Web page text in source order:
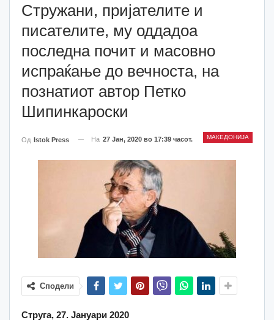
Стружани, пријателите и
писателите, му оддадоа
последна почит и масовно
испраќање до вечноста, на
познатиот автор Петко
Шипинкароски
МАКЕДОНИЈА
Од Istok Press На 27 Јан, 2020 во 17:39 часот.
Сподели
Струга, 27. Јануари 2020